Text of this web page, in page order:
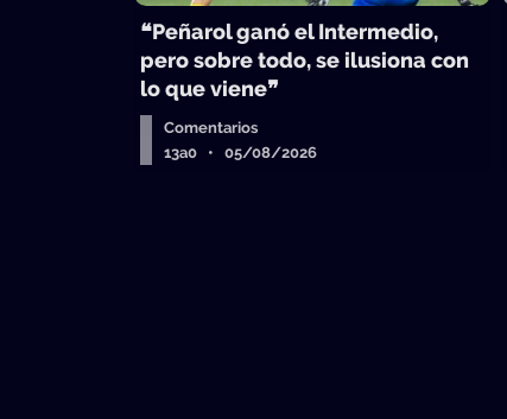
❝Peñarol ganó el Intermedio,
pero sobre todo, se ilusiona con
lo que viene❞
Comentarios
13a0 • 05/08/2026